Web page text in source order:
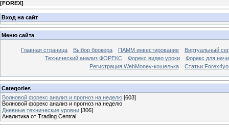
[FOREX]
Вход на сайт
Меню сайта
Главная страница Выбор брокера ПАММ инвестирование
Виртуальный
Технический анализ ФОРЕКС
Форекс видео уроки
Форекс для
Регистрация WebMoney-кошелька
Статьи
Categories
Волновой форекс анализ и прогноз на неделю [603]
Волновой форекс анализ и прогноз на неделю
Дневные технические уровни [306]
Аналитика от Trading Central